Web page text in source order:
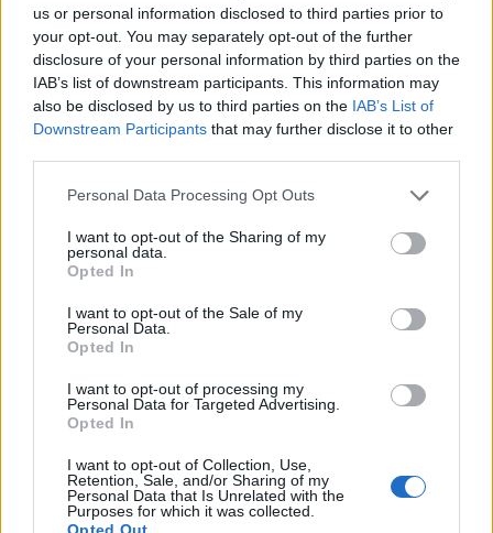
us or personal information disclosed to third parties prior to
your opt-out. You may separately opt-out of the further
disclosure of your personal information by third parties on the
IAB’s list of downstream participants. This information may
also be disclosed by us to third parties on the IAB’s List of
Downstream Participants that may further disclose it to other
Please note that this website/app uses one or more Google
not limited to your visit or usage behaviour. You may click to
grant or deny consent to Google and its third-party tags to
use your data for below specified purposes in below Google
consent section.
Personal Data Processing Opt Outs
I want to opt-out of the Sharing of my
personal data.
Opted In
I want to opt-out of the Sale of my
Personal Data.
Opted In
I want to opt-out of processing my
Personal Data for Targeted Advertising.
Opted In
I want to opt-out of Collection, Use,
Retention, Sale, and/or Sharing of my
Personal Data that Is Unrelated with the
Purposes for which it was collected.
Opted Out